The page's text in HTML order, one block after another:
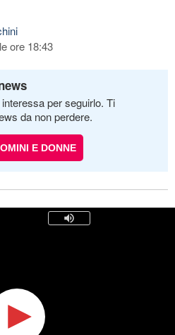
ore 18:43
per seguirlo. Ti
da non perdere.
E DONNE